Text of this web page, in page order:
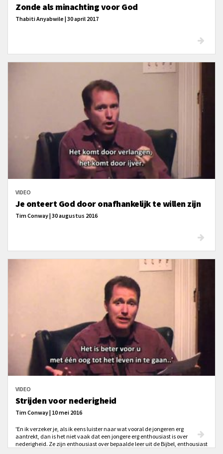
Zonde als minachting voor God
Thabiti Anyabwile | 30 april 2017
VIDEO
Je onteert God door onafhankelijk te willen zijn
Tim Conway | 30 augustus 2016
VIDEO
Strijden voor nederigheid
Tim Conway | 10 mei 2016
'En ik verzeker je, als ik eens luister naar wat vooral de jongeren erg
aantrekt, dan is het niet vaak dat een jongere erg enthousiast is over
nederigheid. Ze zijn enthousiast over bepaalde leer uit de Bijbel, enthousiast